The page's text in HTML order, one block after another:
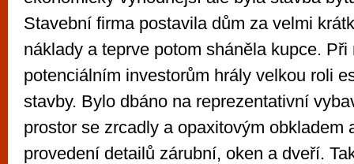
Stavební firma postavila dům za velmi
náklady a teprve potom sháněla kupce.
potenciálním investorům hrály velkou roli
stavby. Bylo dbáno na reprezentativní
prostor se zrcadly a opaxitovým obkladem
provedení detailů zárubní, oken a dveří.